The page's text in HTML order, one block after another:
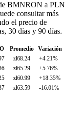
BMNRON a PLN
consultar más
el precio de
30 días y 90 días.
Promedio
Variación
zł68.24
+4.21%
zł65.29
+5.76%
zł60.99
+18.35%
zł63.59 -16.01%